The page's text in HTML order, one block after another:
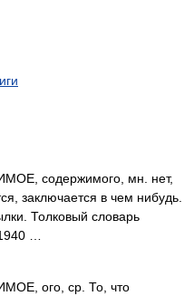
содержимого, мн. нет,
заключается в чем нибудь.
Толковый словарь
…
ого, ср. То, что